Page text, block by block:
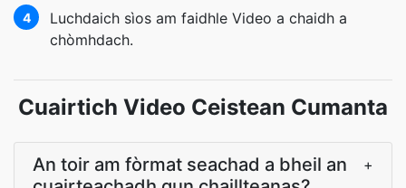
4
Luchdaich sìos am faidhle Video a chaidh a
chòmhdach.
Cuairtich Video Ceistean Cumanta
An toir am fòrmat seachad a bheil an
+